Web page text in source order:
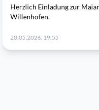
Herzlich Einladung zur
Willenhofen.
20.05.2026, 19:55